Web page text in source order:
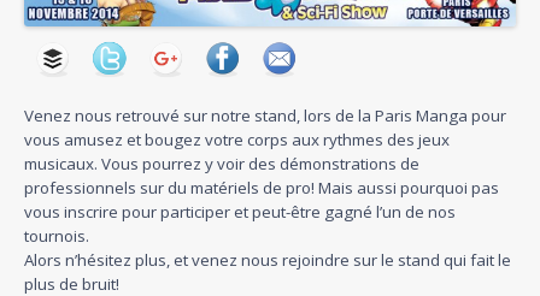
Venez nous retrouvé sur notre stand, lors de la Paris Manga pour
vous amusez et bougez votre corps aux rythmes des jeux
musicaux. Vous pourrez y voir des démonstrations de
professionnels sur du matériels de pro! Mais aussi pourquoi pas
vous inscrire pour participer et peut-être gagné l’un de nos
tournois.
Alors n’hésitez plus, et venez nous rejoindre sur le stand qui fait le
plus de bruit!